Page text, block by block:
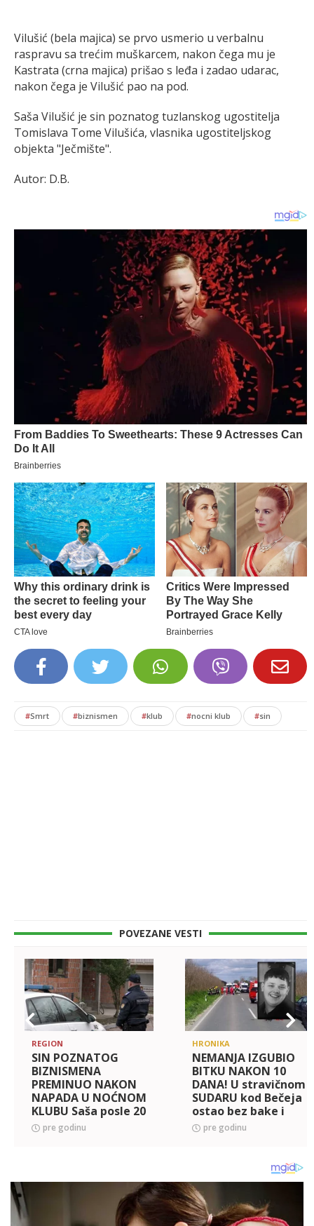
Vilušić (bela majica) se prvo usmerio u verbalnu
raspravu sa trećim muškarcem, nakon čega mu je
Kastrata (crna majica) prišao s leđa i zadao udarac,
nakon čega je Vilušić pao na pod.
Saša Vilušić je sin poznatog tuzlanskog ugostitelja
Tomislava Tome Vilušića, vlasnika ugostiteljskog
objekta "Ječmište".
Autor: D.B.
#Smrt #biznismen #klub #nocni klub #sin
POVEZANE VESTI
REGION
SIN POZNATOG
BIZNISMENA
PREMINUO NAKON
NAPADA U NOĆNOM
KLUBU Saša posle 20
danas izgubio bitku
za život
pre godinu
HRONIKA
NEMANJA IZGUBIO
BITKU NAKON 10
DANA! U stravičnom
SUDARU kod Bečeja
ostao bez bake i
prabake, a sada
stigle TRAGIČNE
pre godinu